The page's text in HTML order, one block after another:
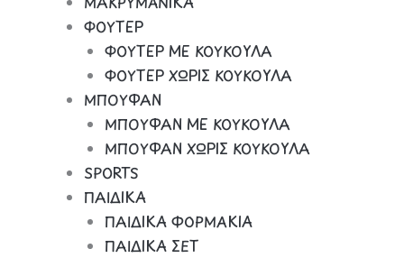
ΦΟΥΤΕΡ
ΦΟΥΤΕΡ ΜΕ ΚΟΥΚΟΥΛΑ
ΦΟΥΤΕΡ ΧΩΡΙΣ ΚΟΥΚΟΥΛΑ
ΜΠΟΥΦΑΝ
ΜΠΟΥΦΑΝ ΜΕ ΚΟΥΚΟΥΛΑ
ΜΠΟΥΦΑΝ ΧΩΡΙΣ ΚΟΥΚΟΥΛΑ
SPORTS
ΠΑΙΔΙΚΑ
ΠΑΙΔΙΚΑ ΦΟΡΜΑΚΙΑ
ΠΑΙΔΙΚΑ ΣΕΤ